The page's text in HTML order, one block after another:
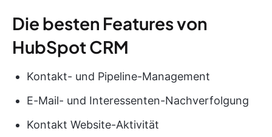
Die besten Features von
HubSpot CRM
Kontakt- und Pipeline-Management
E-Mail- und Interessenten-Nachverfolgung
Kontakt Website-Aktivität